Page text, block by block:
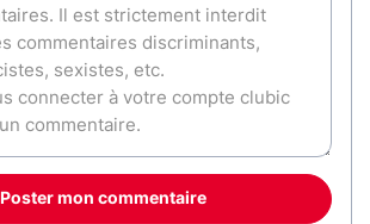
Poster mon commentaire